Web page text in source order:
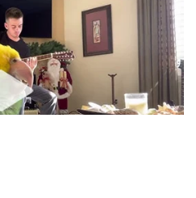
Kabarbaru